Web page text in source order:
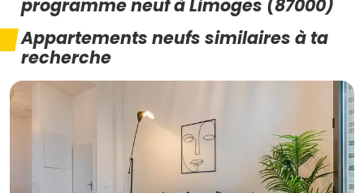
programme neuf à Limoges (87000)
Appartements neufs similaires à ta
recherche